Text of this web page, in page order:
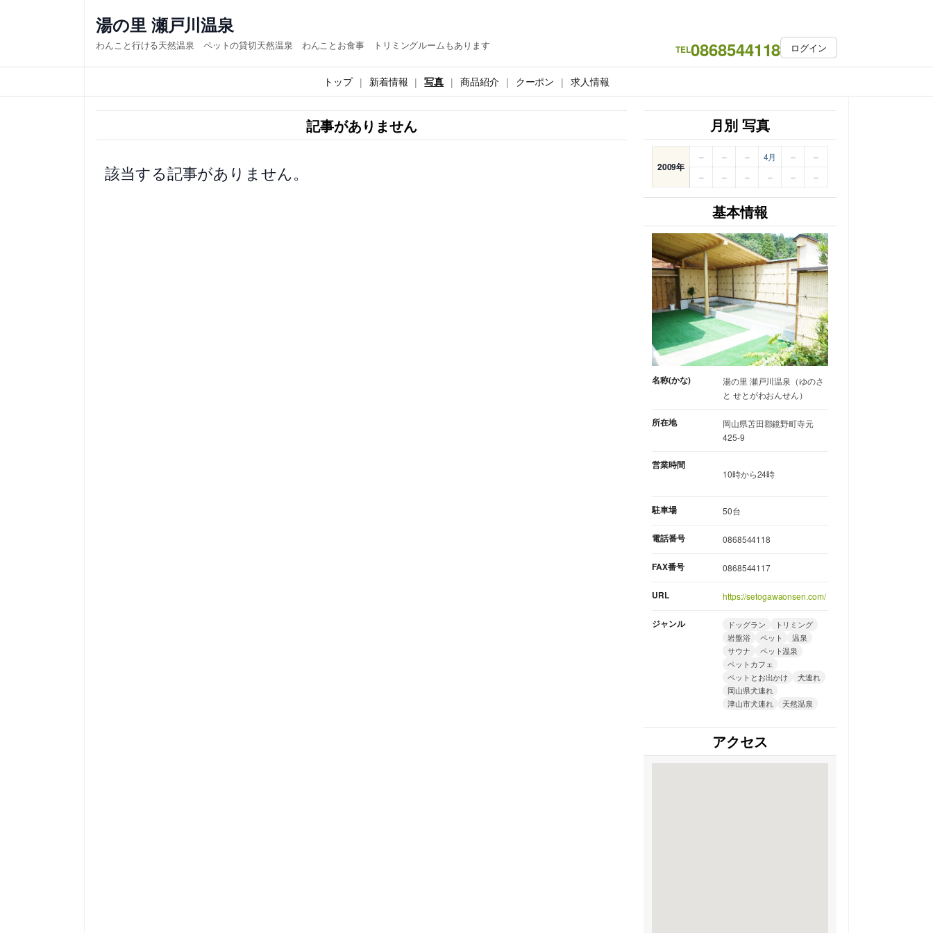
ス
キ
湯の里 瀬戸川温泉
わんこと行ける天然温泉 ペットの貸切天然温泉 わんことお食事 トリミングルームもあります TEL0868544118 ログイン
トップ 新着情報 写真 商品紹介 クーポン 求人情報
記事がありません
該当する記事がありません。
月別 写真
2009年
– – – 4月 –
–
–
– – – – –
基本情報
名称(かな)
湯の里 瀬戸川温泉（ゆのさ
と せとがわおんせん）
所在地
岡山県苫田郡鏡野町寺元
425-9
営業時間
10時から24時
駐車場 50台
電話番号 0868544118
FAX番号 0868544117
URL https://setogawaonsen.com/
ジャンル ドッグラン
トリミング
岩盤浴
ペット
温泉
サウナ
ペット温泉
ペットカフェ
ペットとお出かけ
犬連れ
岡山県犬連れ
津山市犬連れ
天然温泉
アクセス